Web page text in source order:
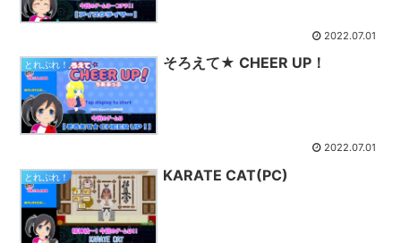
2022.07.01
とれぷれ！ そろえて★ CHEER UP！
2022.07.01
とれぷれ！ KARATE CAT(PC)